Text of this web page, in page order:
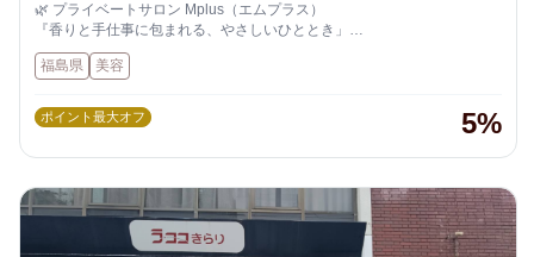
🌿 プライベートサロン Mplus（エムプラス）
『香りと手仕事に包まれる、やさしいひととき」
「日々の忙しさから少し離れて、心と身体をゆるめる時間を」
「私を大切にする静かなひととき」をご提案します。
どのメニューも、初めての方でも安心して楽しめる優しいメニューをご
用意しています。
香り・色・手ざわり...五感で感じる癒しの時間を、是非ご体感くださ
福島県 美容
ポイント最大オフ 5%